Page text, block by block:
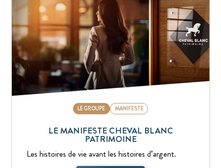
MANIFESTE
LE GROUPE
LE MANIFESTE CHEVAL BLANC
PATRIMOINE
Les histoires de vie avant les histoires d’argent.